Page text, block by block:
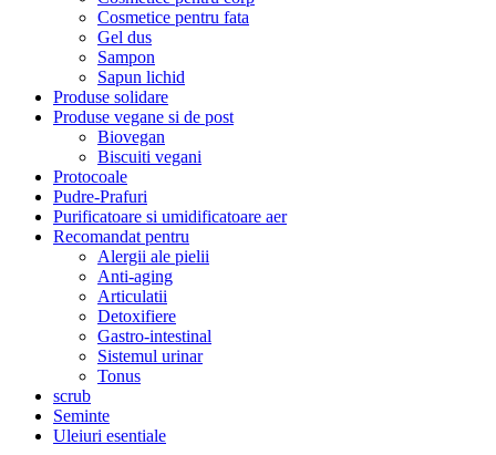
Cosmetice pentru fata
Gel dus
Sampon
Sapun lichid
Produse solidare
Produse vegane si de post
Biovegan
Biscuiti vegani
Protocoale
Pudre-Prafuri
Purificatoare si umidificatoare aer
Recomandat pentru
Alergii ale pielii
Anti-aging
Articulatii
Detoxifiere
Gastro-intestinal
Sistemul urinar
Tonus
scrub
Seminte
Uleiuri esentiale